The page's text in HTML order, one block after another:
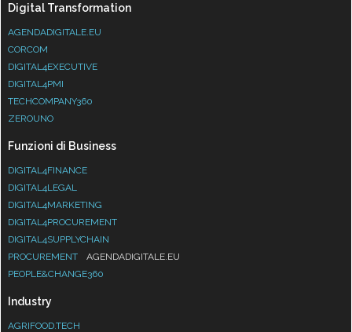
Digital Transformation
AGENDADIGITALE.EU
CORCOM
DIGITAL4EXECUTIVE
DIGITAL4PMI
TECHCOMPANY360
ZEROUNO
Funzioni di Business
DIGITAL4FINANCE
DIGITAL4LEGAL
DIGITAL4MARKETING
DIGITAL4PROCUREMENT
DIGITAL4SUPPLYCHAIN
PROCUREMENT
AGENDADIGITALE.EU
PEOPLE&CHANGE360
Industry
AGRIFOOD.TECH